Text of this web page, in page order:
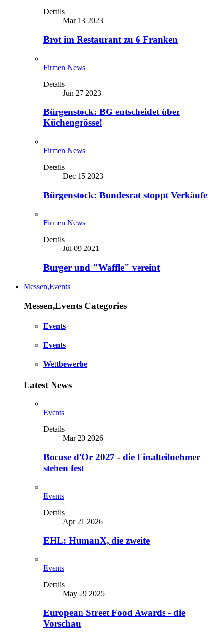
Details
Mar 13 2023
Brot im Restaurant zu 6 Franken
Firmen News
Details
Jun 27 2023
Bürgenstock: BG entscheidet über
Küchengrösse!
Firmen News
Details
Dec 15 2023
Bürgenstock: Bundesrat stoppt Verkäufe
Firmen News
Details
Jul 09 2021
Burger und "Waffle" vereint
Messen,Events
Messen,Events Categories
Events
Events
Wettbewerbe
Latest News
Events
Details
Mar 20 2026
Bocuse d'Or 2027 - die Finalteilnehmer
stehen fest
Events
Details
Apr 21 2026
EHL: HumanX, die zweite
Events
Details
May 29 2025
European Street Food Awards - die
Vorschau